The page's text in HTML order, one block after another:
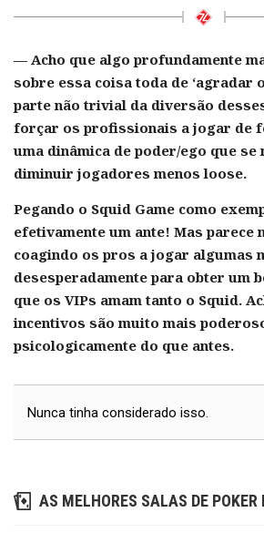
— Acho que algo profundamente
sobre essa coisa toda de ‘agradar
parte não trivial da diversão
forçar os profissionais a jogar de
uma dinâmica de poder/ego que se
diminuir jogadores menos loose.
Pegando o Squid Game como
efetivamente um ante! Mas parece
coagindo os pros a jogar algumas
desesperadamente para obter um
que os VIPs amam tanto o Squid.
incentivos são muito mais
psicologicamente do que antes.
Nunca tinha considerado isso.
AS MELHORES SALAS DE